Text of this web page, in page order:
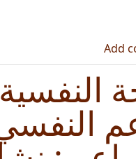
Add
النفسية